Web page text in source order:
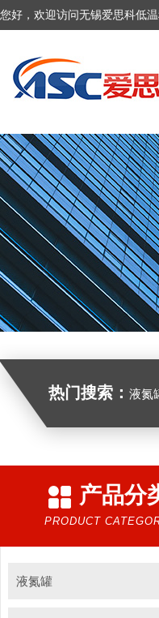
您好，欢迎访问无锡爱思科低温
热门搜索： 液氮
产品分
PRODUCT
液氮罐